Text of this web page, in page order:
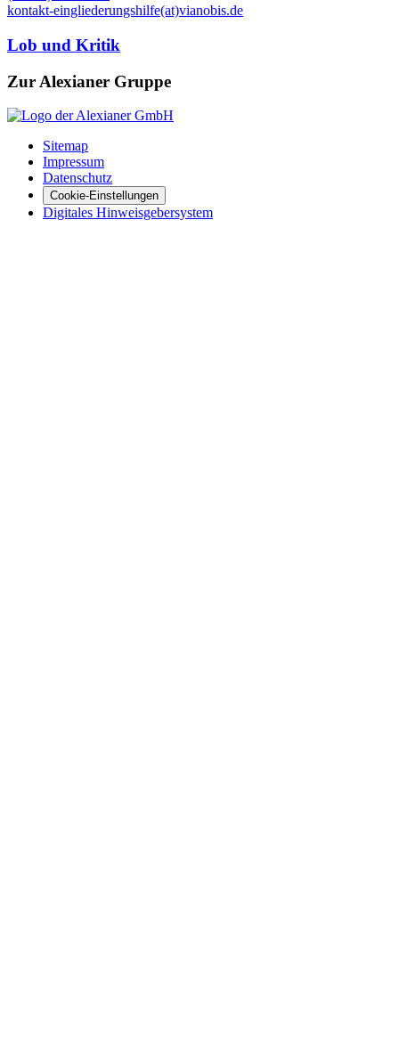
kontakt-eingliederungshilfe(at)vianobis.de
Lob und Kritik
Zur Alexianer Gruppe
Sitemap
Impressum
Datenschutz
Cookie-Einstellungen
Digitales Hinweisgebersystem